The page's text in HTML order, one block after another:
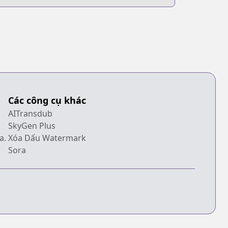
Các công cụ khác
AITransdub
SkyGen Plus
Xóa Dấu Watermark
Sora